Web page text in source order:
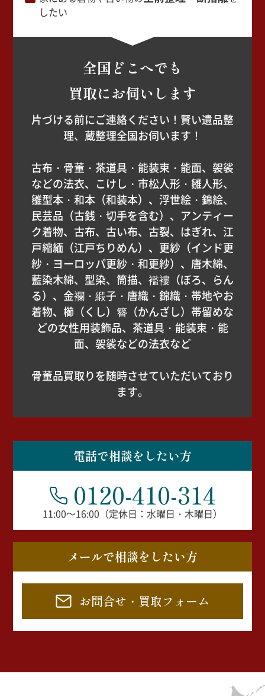
したい
全国どこへでも
買取にお伺いします
片づける前にご連絡ください！賢い遺品整
理、蔵整理全国お伺います！
古布・骨董・茶道具・能装束・能面、袈裟
などの法衣、こけし・市松人形・雛人形、
雛型本・和本（和装本）、浮世絵・錦絵、
民芸品（古銭・切手を含む）、アンティー
ク着物、古布、古い布、古裂、はぎれ、江
戸縮緬（江戸ちりめん）、更紗（インド更
紗・ヨーロッパ更紗・和更紗）、唐木綿、
藍染木綿、型染、筒描、襤褸（ぼろ、らん
る）、金襴・緞子・唐織・錦織・帯地やお
着物、櫛（くし）簪（かんざし）帯留めな
どの女性用装飾品、茶道具・能装束・能
面、袈裟などの法衣など
骨董品買取りを随時させていただいており
ます。
電話で相談をしたい方
0120-410-314
11:00～16:00（定休日：水曜日・木曜日）
メールで相談をしたい方
お問合せ・買取フォーム